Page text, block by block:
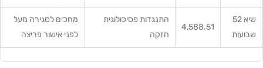
שיא 52
שבועות
4,588.51
התנגדות פסיכולוגית
חזקה
מחכים לסגירה מעל
לפני אישור פריצה